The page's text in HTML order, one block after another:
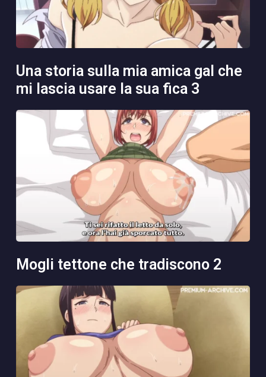
una storia sulla mia amica gal che
mi lascia usare la sua fica 3
mogli tettone che tradiscono 2